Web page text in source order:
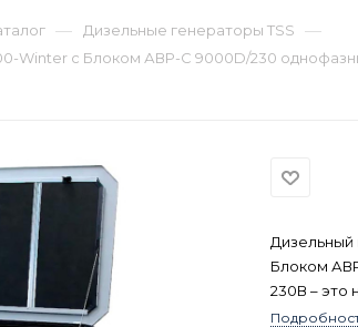
— Дизельные генераторы TSS —
Winter с Блоком АВР-С 9000D/230
Дизельный
Блоком
230В – это